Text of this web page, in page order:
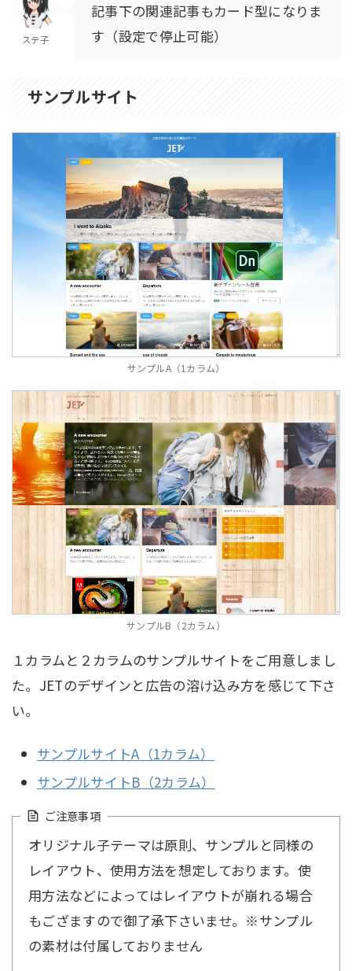
ステ子
記事下の関連記事もカード型になりま
す（設定で停止可能）
サンプルサイト
サンプルA（1カラム）
サンプルB（2カラム）
１カラムと２カラムのサンプルサイトをご用意しまし
た。JETのデザインと広告の溶け込み方を感じて下さ
い。
サンプルサイトA（1カラム）
サンプルサイトB（2カラム）
ご注意事項
オリジナル子テーマは原則、サンプルと同様の
レイアウト、使用方法を想定しております。使
用方法などによってはレイアウトが崩れる場合
もござますので御了承下さいませ。※サンプル
の素材は付属しておりません